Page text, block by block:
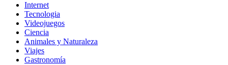
Internet
Tecnologia
Videojuegos
Ciencia
Animales y Naturaleza
Viajes
Gastronomía